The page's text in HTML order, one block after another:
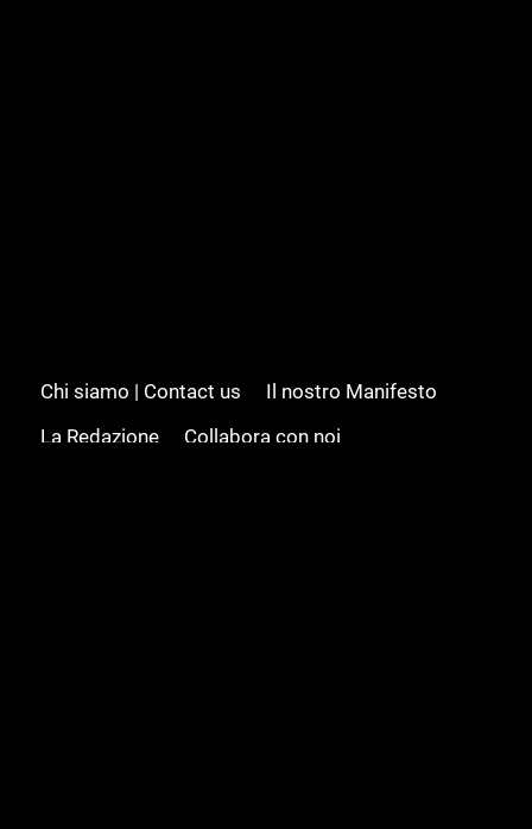
Chi siamo | Contact us
Il nostro Manifesto
La Redazione
Collabora con noi